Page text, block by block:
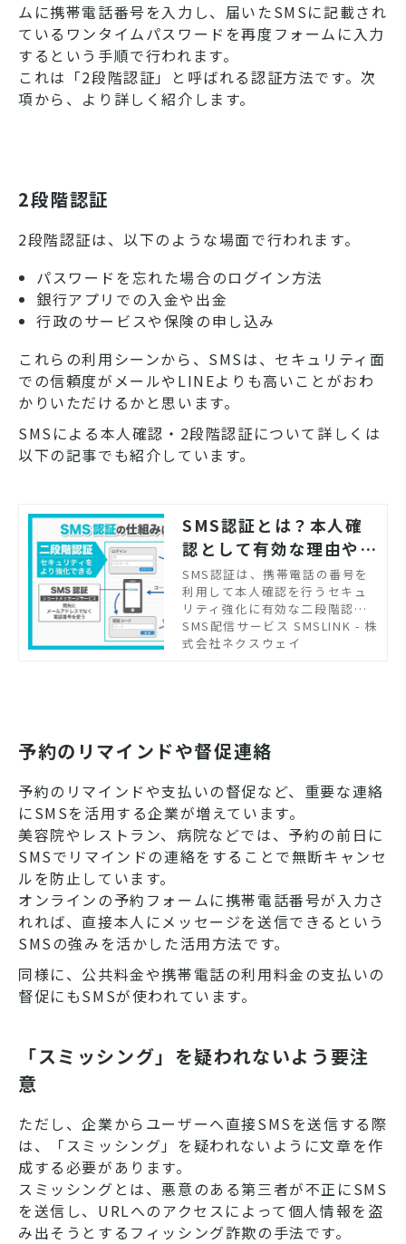
ムに携帯電話番号を入力し、届いたSMSに記載され
ているワンタイムパスワードを再度フォームに入力
するという手順で行われます。
これは「2段階認証」と呼ばれる認証方法です。次
項から、より詳しく紹介します。
2段階認証
2段階認証は、以下のような場面で行われます。
パスワードを忘れた場合のログイン方法
銀行アプリでの入金や出金
行政のサービスや保険の申し込み
これらの利用シーンから、SMSは、セキュリティ面
での信頼度がメールやLINEよりも高いことがおわ
かりいただけるかと思います。
SMSによる本人確認・2段階認証について詳しくは
以下の記事でも紹介しています。
SMS認証とは？本人確
認として有効な理由やメ
リット、活用例について
解説
SMS認証は、携帯電話の番号を
利用して本人確認を行うセキュ
リティ強化に有効な二段階認証
の手法です。スマートフォンの
普及により、誰もが自由にイン
リットやデメリット、実際の活
用シーンについて紹介します。
SMS配信サービス SMSLINK - 株
式会社ネクスウェイ
予約のリマインドや督促連絡
予約のリマインドや支払いの督促など、重要な連絡
にSMSを活用する企業が増えています。
美容院やレストラン、病院などでは、予約の前日に
SMSでリマインドの連絡をすることで無断キャンセ
ルを防止しています。
オンラインの予約フォームに携帯電話番号が入力さ
れれば、直接本人にメッセージを送信できるという
SMSの強みを活かした活用方法です。
同様に、公共料金や携帯電話の利用料金の支払いの
督促にもSMSが使われています。
「スミッシング」を疑われないよう要注
意
ただし、企業からユーザーへ直接SMSを送信する際
は、「スミッシング」を疑われないように文章を作
成する必要があります。
スミッシングとは、悪意のある第三者が不正にSMS
を送信し、URLへのアクセスによって個人情報を盗
み出そうとするフィッシング詐欺の手法です。